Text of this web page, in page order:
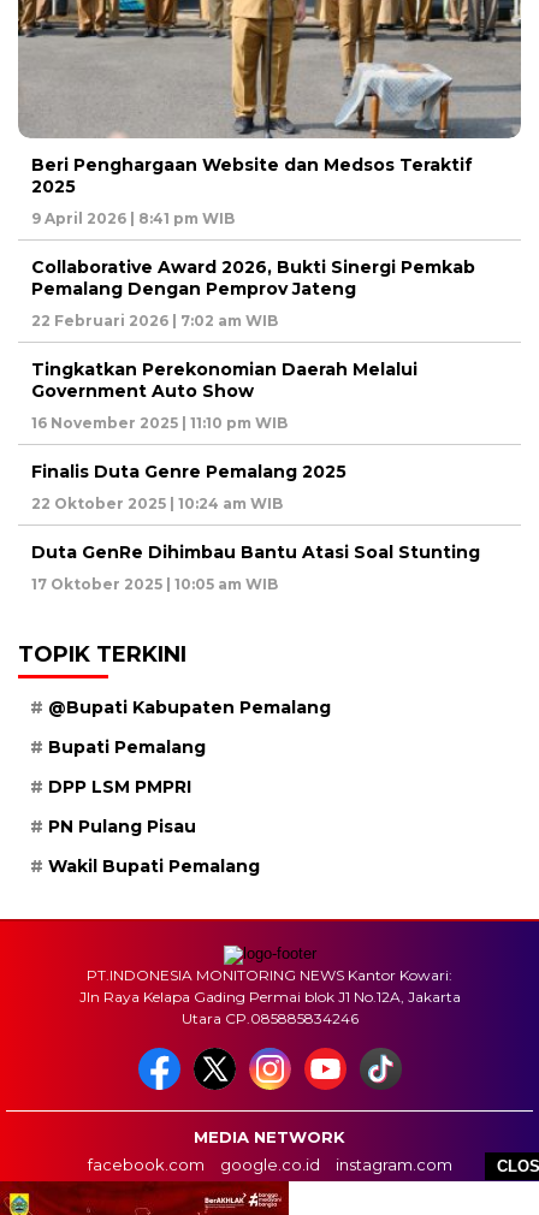
Beri Penghargaan Website dan Medsos Teraktif
2025
9 April 2026 | 8:41 pm WIB
Collaborative Award 2026, Bukti Sinergi Pemkab
Pemalang Dengan Pemprov Jateng
22 Februari 2026 | 7:02 am WIB
Tingkatkan Perekonomian Daerah Melalui
Government Auto Show
16 November 2025 | 11:10 pm WIB
Finalis Duta Genre Pemalang 2025
22 Oktober 2025 | 10:24 am WIB
Duta GenRe Dihimbau Bantu Atasi Soal Stunting
17 Oktober 2025 | 10:05 am WIB
TOPIK TERKINI
@Bupati Kabupaten Pemalang
Bupati Pemalang
DPP LSM PMPRI
PN Pulang Pisau
Wakil Bupati Pemalang
PT.INDONESIA MONITORING NEWS Kantor Kowari:
Jln Raya Kelapa Gading Permai blok J1 No.12A, Jakarta
Utara CP.085885834246
MEDIA NETWORK
facebook.com
google.co.id
instagram.com
web.whatsapp.com